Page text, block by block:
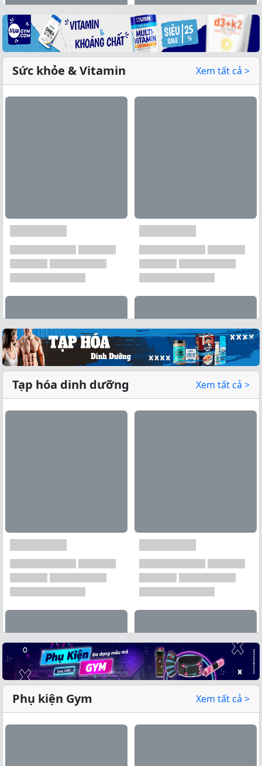
Xem tất cả →
Xem tất cả →
Sức khỏe & Vitamin Xem tất cả >
Xem tất cả →
Tạp hóa dinh dưỡng Xem tất cả >
Phụ kiện Gym Xem tất cả >